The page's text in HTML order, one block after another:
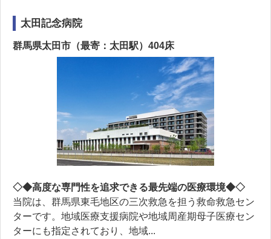
太田記念病院
群馬県太田市（最寄：太田駅）404床
◇◆高度な専門性を追求できる最先端の医療環境◆◇
当院は、群馬県東毛地区の三次救急を担う救命救急セン
ターです。地域医療支援病院や地域周産期母子医療セン
ターにも指定されており、地域...